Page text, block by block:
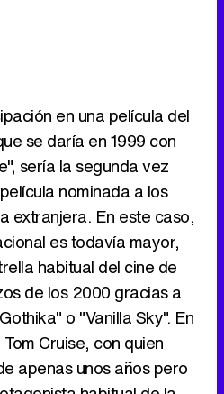
en una película del
se daría en 1999 con
sería la segunda vez
nominada a los
extranjera. En este caso,
es todavía mayor,
habitual del cine de
de los 2000 gracias a
o "Vanilla Sky". En
Cruise, con quien
apenas unos años pero